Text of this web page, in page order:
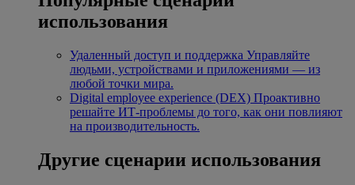
использования
Удаленный доступ и поддержка Управляйте
людьми, устройствами и приложениями — из
любой точки мира.
Digital employee experience (DEX) Проактивно
решайте ИТ-проблемы до того, как они повлияют
на производительность.
Другие сценарии использования